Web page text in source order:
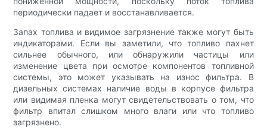
периодически падает и восстанавливается.
Запах топлива и видимое загрязнение также могут быть
индикаторами. Если вы заметили, что топливо пахнет
сильнее обычного, или обнаружили частицы или
изменение цвета при осмотре компонентов топливной
системы, это может указывать на износ фильтра. В
дизельных системах наличие воды в корпусе фильтра
или видимая пленка могут свидетельствовать о том, что
фильтр впитал слишком много влаги или что топливо
загрязнено.